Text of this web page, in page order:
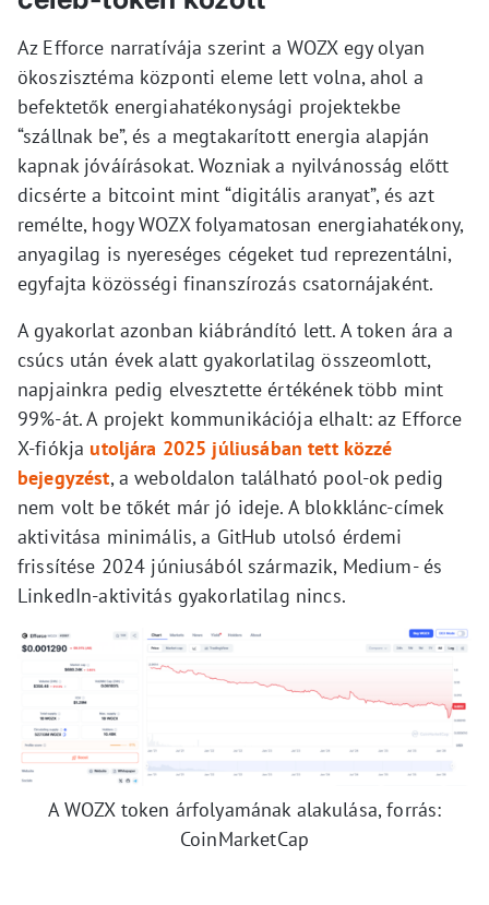
Az Efforce narratívája szerint a WOZX egy olyan
ökoszisztéma központi eleme lett volna, ahol a
befektetők energiahatékonysági projektekbe
“szállnak be”, és a megtakarított energia alapján
kapnak jóváírásokat. Wozniak a nyilvánosság előtt
dicsérte a bitcoint mint “digitális aranyat”, és azt
remélte, hogy WOZX folyamatosan energiahatékony,
anyagilag is nyereséges cégeket tud reprezentálni,
egyfajta közösségi finanszírozás csatornájaként.
A gyakorlat azonban kiábrándító lett. A token ára a
csúcs után évek alatt gyakorlatilag összeomlott,
napjainkra pedig elvesztette értékének több mint
99%-át. A projekt kommunikációja elhalt: az Efforce
X-fiókja utoljára 2025 júliusában tett közzé
bejegyzést, a weboldalon található pool-ok pedig
nem volt be tőkét már jó ideje. A blokklánc-címek
aktivitása minimális, a GitHub utolsó érdemi
frissítése 2024 júniusából származik, Medium- és
LinkedIn-aktivitás gyakorlatilag nincs.
A WOZX token árfolyamának alakulása, forrás:
CoinMarketCap